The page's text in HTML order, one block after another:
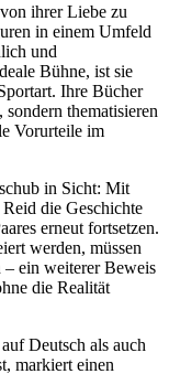
ihrer Liebe zu
in einem Umfeld
und
Bühne, ist sie
Ihre Bücher
thematisieren
Vorurteile im
in Sicht: Mit
die Geschichte
erneut fortsetzen.
werden, müssen
– ein weiterer Beweis
die Realität
Deutsch als auch
markiert einen